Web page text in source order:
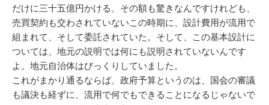
だけに三十五億円かける、その額も驚きなんですけれども、
売買契約も交わされていないこの時期に、設計費用が流用で
組まれて、そして委託されていた。そして、この基本設計に
ついては、地元の説明では何にも説明されていないんです
よ。地元自治体はびっくりしていました。
これがまかり通るならば、政府予算というのは、国会の審議
も議決も経ずに、流用で何でもできることになるじゃないで